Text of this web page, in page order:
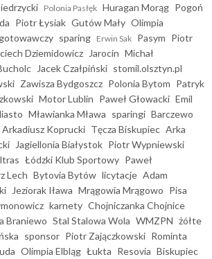
Polonia Pasłęk Huragan Morąg Pogoń
Piotr Łysiak Gutów Mały Olimpia
sparing Erwin Sak Pasym Piotr
Dziemidowicz Jarocin Michał
Jacek Czałpiński stomil.olsztyn.pl
Zawisza Bydgoszcz Polonia Bytom Patryk
Motor Lublin Paweł Głowacki Emil
Mławianka Mława sparingi Barczewo
Arkadiusz Koprucki Tęcza Biskupiec Arka
Jagiellonia Białystok Piotr Wypniewski
Łódzki Klub Sportowy Paweł
Lech Bytovia Bytów licytacje Adam
Jeziorak Iława Mrągowia Mrągowo Pisa
karnety Chojniczanka Chojnice
Braniewo Stal Stalowa Wola WMZPN żółte
sponsor Piotr Zajączkowski Rominta
Olimpia Elbląg Łukta Resovia Biskupiec